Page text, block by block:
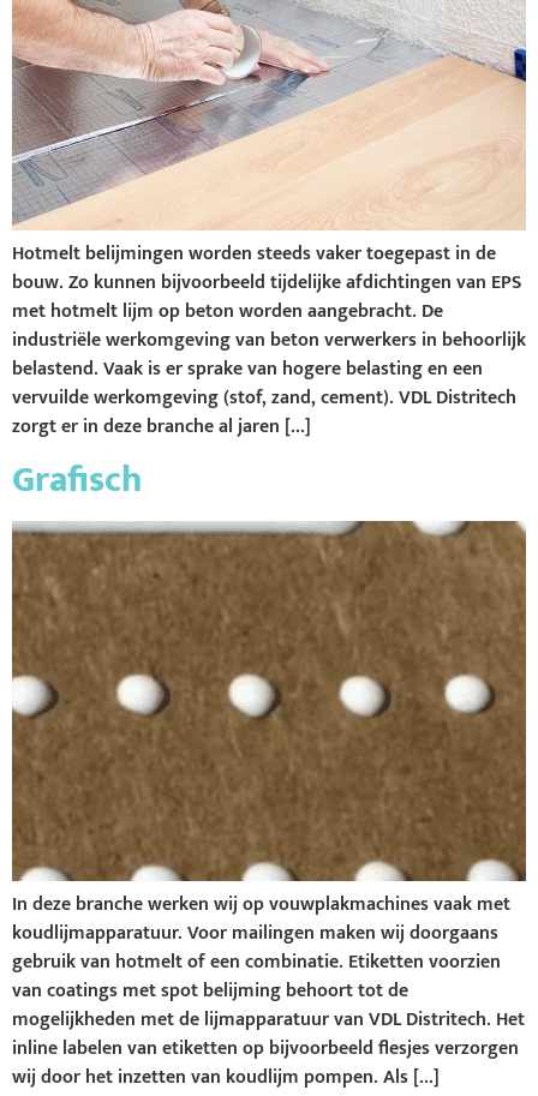
Hotmelt belijmingen worden steeds vaker toegepast in de
bouw. Zo kunnen bijvoorbeeld tijdelijke afdichtingen van EPS
met hotmelt lijm op beton worden aangebracht. De
industriële werkomgeving van beton verwerkers in behoorlijk
belastend. Vaak is er sprake van hogere belasting en een
vervuilde werkomgeving (stof, zand, cement). VDL Distritech
zorgt er in deze branche al jaren […]
Grafisch
In deze branche werken wij op vouwplakmachines vaak met
koudlijmapparatuur. Voor mailingen maken wij doorgaans
gebruik van hotmelt of een combinatie. Etiketten voorzien
van coatings met spot belijming behoort tot de
mogelijkheden met de lijmapparatuur van VDL Distritech. Het
inline labelen van etiketten op bijvoorbeeld flesjes verzorgen
wij door het inzetten van koudlijm pompen. Als […]